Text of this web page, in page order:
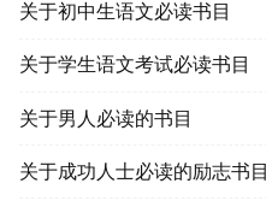
关于初中生语文必读书目
关于学生语文考试必读书目
关于男人必读的书目
关于成功人士必读的励志书目